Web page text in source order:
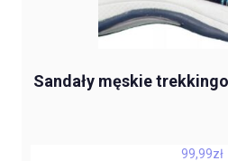
Sandały męskie
99,99zł